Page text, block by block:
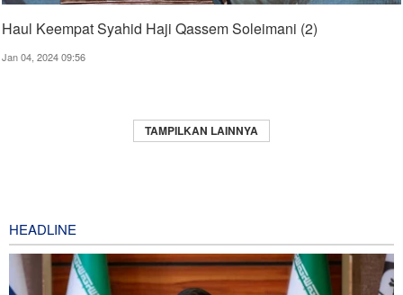
Haul Keempat Syahid Haji Qassem Soleimani (2)
Jan 04, 2024 09:56
TAMPILKAN LAINNYA
HEADLINE